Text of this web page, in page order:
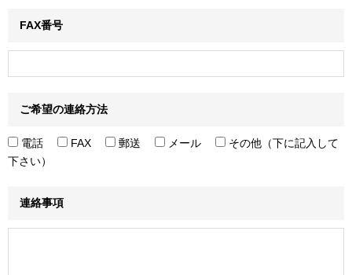
FAX番号
ご希望の連絡方法
電話 FAX 郵送 メール
その他（下に記入して
下さい）
連絡事項